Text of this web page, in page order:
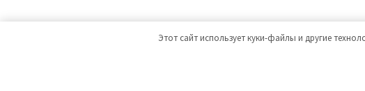
Этот сайт использует куки-файлы и другие